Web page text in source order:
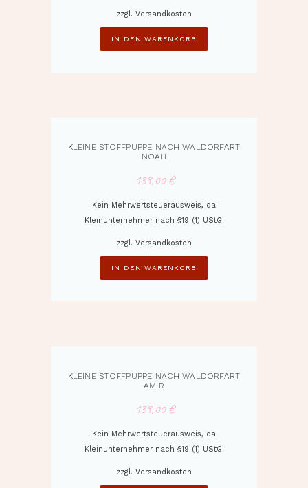
zzgl. Versandkosten
IN DEN WARENKORB
KLEINE STOFFPUPPE NACH WALDORFART
NOAH
139,00€
Kein Mehrwertsteuerausweis, da
Kleinunternehmer nach §19 (1) UStG.
zzgl. Versandkosten
IN DEN WARENKORB
KLEINE STOFFPUPPE NACH WALDORFART
AMIR
139,00€
Kein Mehrwertsteuerausweis, da
Kleinunternehmer nach §19 (1) UStG.
zzgl. Versandkosten